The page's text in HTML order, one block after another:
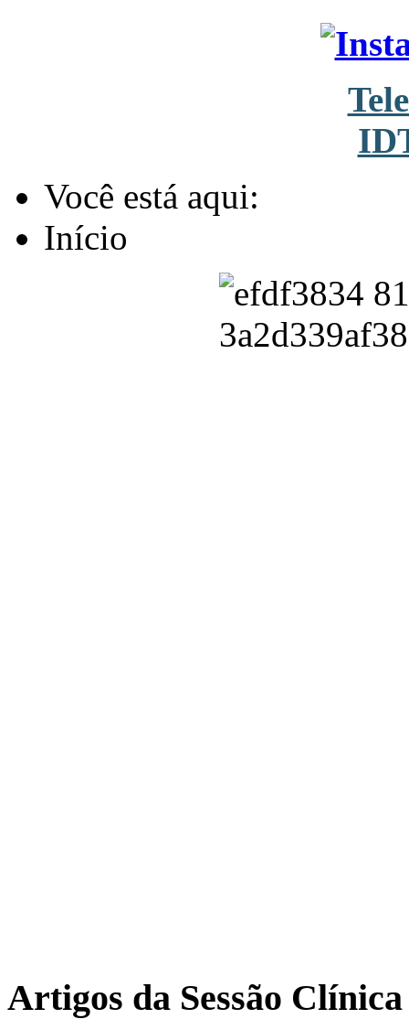
Você está aqui:
Início
Artigos da Sessão Clínica